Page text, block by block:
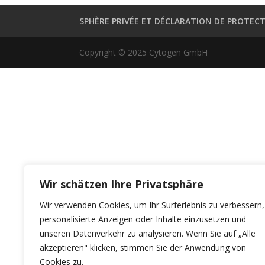
Wir schätzen Ihre Privatsphäre
Wir verwenden Cookies, um Ihr Surferlebnis zu verbessern,
personalisierte Anzeigen oder Inhalte einzusetzen und
unseren Datenverkehr zu analysieren. Wenn Sie auf „Alle
akzeptieren" klicken, stimmen Sie der Anwendung von
Cookies zu.
SPHÈRE PRIVÉE ET DÉCLARATION DE
Copyright © 2025 Cytogen GmbH